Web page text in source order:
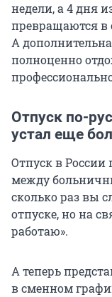
недели, а 4 дня
превращаются в
А
полноценно
Отпуск по-
устал еще
Отпуск в
между
сколько раз вы
отпуске, но на
работаю».
А теперь
в сменном